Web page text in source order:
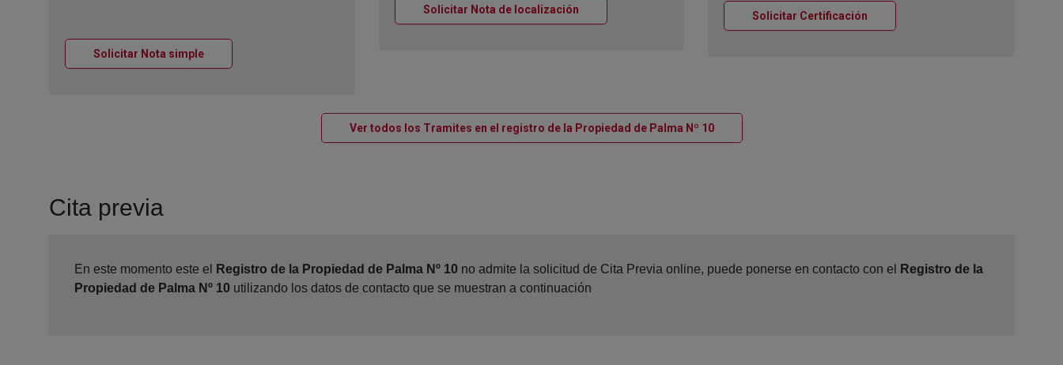
Solicitar Nota simpleVentana nueva
Solicitar Nota de localizaciónVentana nueva
Solicitar Certificación
Ver todos los Tramites en el registro de la Propiedad de Palma Nº 10Ventana nueva
Cita previa
En este momento este el Registro de la Propiedad de Palma Nº 10 no admite la solicitud de Cita Previa online, puede ponerse en contacto con el
Registro de la
Propiedad de Palma Nº 10 utilizando los datos de contacto que se muestran a continuación